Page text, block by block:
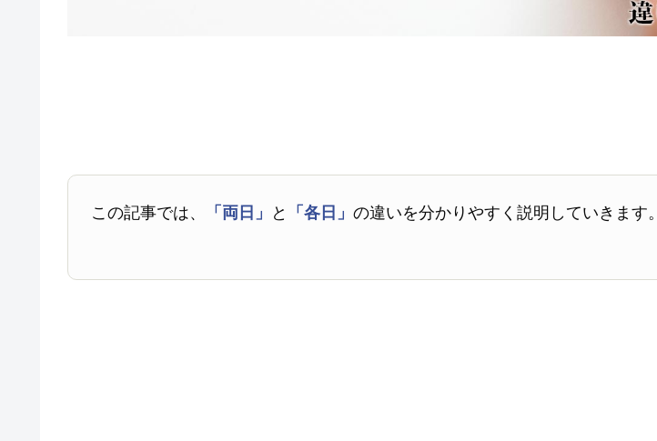
この記事では、 「両日」 と 「各日」の違いを分かりやすく説明していきます。